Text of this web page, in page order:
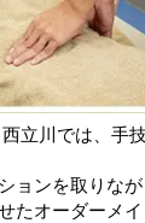
立川では、手
ョンを取りな
たオーダーメ